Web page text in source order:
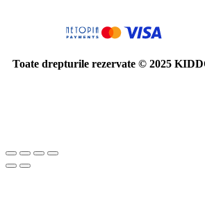
Toate drepturile rezervate © 2025